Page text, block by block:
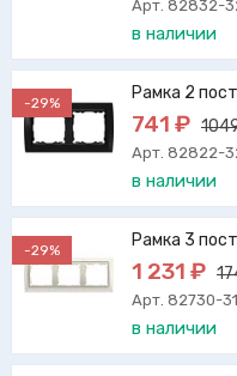
Арт. 82832-
в наличии
-29% Рамка 2
741 ₽
Арт. 82822-
в наличии
-29% Рамка 3
1 231 ₽
Арт. 82730-31
в наличии